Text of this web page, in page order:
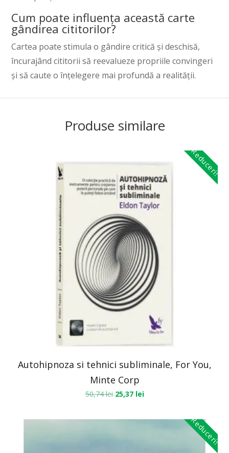
Cum poate influența această carte
gândirea cititorilor?
Cartea poate stimula o gândire critică și deschisă,
încurajând cititorii să reevalueze propriile convingeri
și să caute o înțelegere mai profundă a realității.
Produse similare
Reduceri!
Autohipnoza si tehnici subliminale, For You,
Minte Corp
50,74lei 25,37 lei
Reduceri!